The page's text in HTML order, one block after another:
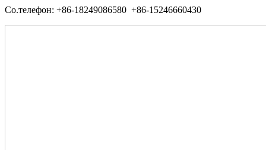
Со.телефон: +86-18249086580 +86-15246660430